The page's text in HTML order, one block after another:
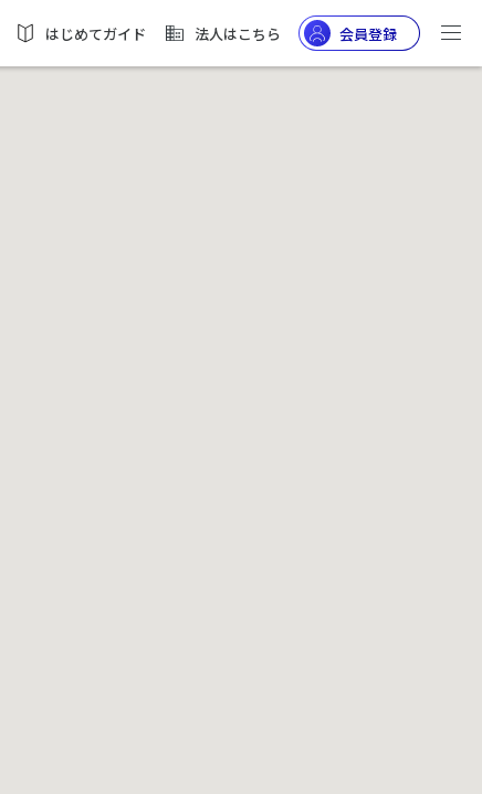
はじめてガイド 法人はこちら 会員登録